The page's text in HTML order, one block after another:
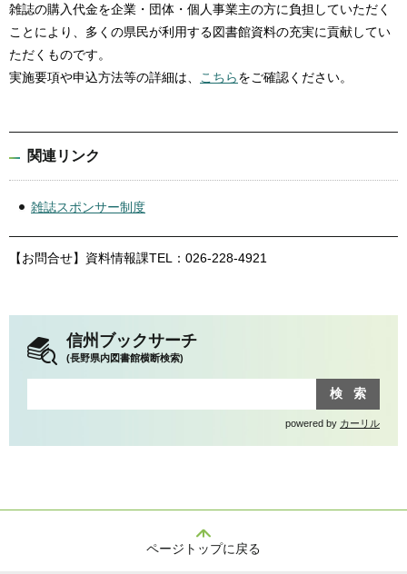
雑誌の購入代金を企業・団体・個人事業主の方に負担していただく
ことにより、多くの県民が利用する図書館資料の充実に貢献してい
ただくものです。
実施要項や申込方法等の詳細は、
こちらをご確認ください。
関連リンク
雑誌スポンサー制度
【お問合せ】資料情報課TEL：026-228-4921
信州ブックサーチ
(長野県内図書館横断検索)
powered by カーリル
ページトップに戻る